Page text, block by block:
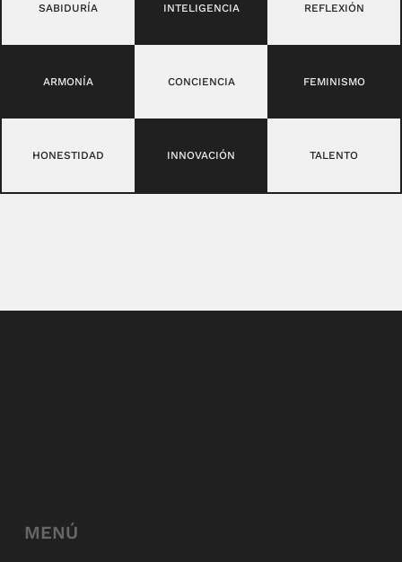
SABIDURÍA INTELIGENCIA REFLEXIÓN
ARMONÍA CONCIENCIA FEMINISMO
HONESTIDAD INNOVACIÓN TALENTO
MENÚ